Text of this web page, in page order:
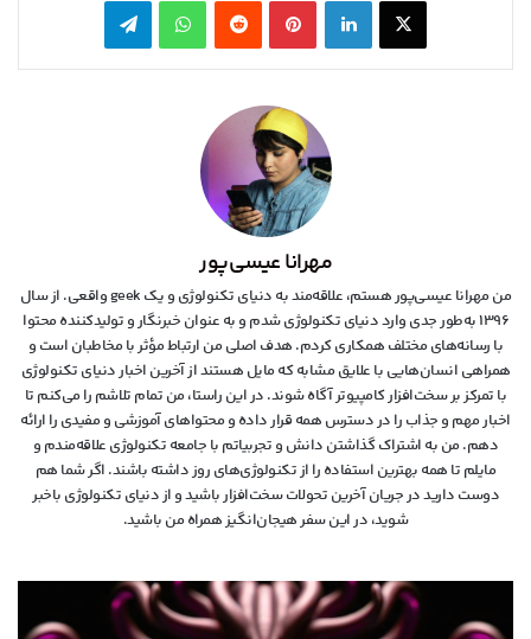
مهرانا عیسی‌پور
من مهرانا عیسی‌پور هستم، علاقه‌مند به دنیای تکنولوژی و یک geek واقعی. از سال
۱۳۹۶ به‌طور جدی وارد دنیای تکنولوژی شدم و به عنوان خبرنگار و تولیدکننده محتوا
با رسانه‌های مختلف همکاری کردم. هدف اصلی من ارتباط مؤثر با مخاطبان است و
همراهی انسان‌هایی با علایق مشابه که مایل هستند از آخرین اخبار دنیای تکنولوژی
با تمرکز بر سخت‌افزار کامپیوتر آگاه شوند. در این راستا، من تمام تلاشم را می‌کنم تا
اخبار مهم و جذاب را در دسترس همه قرار داده و محتواهای آموزشی و مفیدی را ارائه
دهم. من به اشتراک گذاشتن دانش و تجربیاتم با جامعه تکنولوژی علاقه‌مندم و
مایلم تا همه بهترین استفاده را از تکنولوژی‌های روز داشته باشند. اگر شما هم
دوست دارید در جریان آخرین تحولات سخت‌افزار باشید و از دنیای تکنولوژی‌ باخبر
شوید، در این سفر هیجان‌انگیز همراه من باشید.